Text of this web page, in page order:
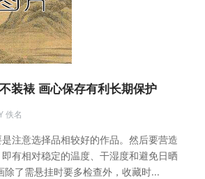
装裱 画心保存有利长期保护
佚名
注意选择品相较好的作品。然后要营造
有相对稳定的温度、干湿度和避免日晒
除了需悬挂时要多检查外，收藏时...